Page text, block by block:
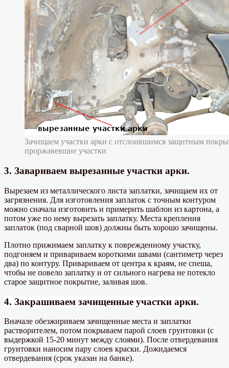
Зачищаем участки арки с отслоившимся защитным
проржавевшие участки
3. Завариваем вырезанные участки арки.
Вырезаем из металлического листа заплатки, зачищаем их от
загрязнения. Для изготовления заплаток с точным контуром
можно сначала изготовить и примерить шаблон из картона, а
потом уже по нему вырезать заплатку. Места крепления
заплаток (под сварной шов) должны быть хорошо зачищены.
Плотно прижимаем заплатку к поврежденному участку,
подгоняем и привариваем короткими швами (сантиметр через
два) по контуру. Привариваем от центра к краям, не спеша,
чтобы не повело заплатку и от сильного нагрева не потекло
старое защитное покрытие, заливая шов.
4. Закрашиваем зачищенные участки арки.
Вначале обезжириваем зачищенные места и заплатки
растворителем, потом покрываем парой слоев грунтовки (с
выдержкой 15-20 минут между слоями). После отвердевания
грунтовки наносим пару слоев краски. Дожидаемся
отвердевания (срок указан на банке).